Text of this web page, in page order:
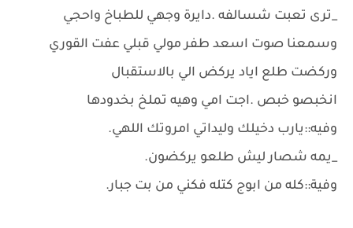
_ترى تعبت شسالفه .دايرة وجهي للطباخ واحجي
وسمعنا صوت اسعد طفر مولي قبلي عفت القوري
وركضت طلع اياد يركض الي بالاستقبال
انخبصو خبص .اجت امي وهيه تملخ بخدودها
وفيه::يارب دخيلك وليداتي امروتك اللهي.
_يمه شصار ليش طلعو يركضون.
وفية::كله من ابوج كتله فكني من بت جبار.